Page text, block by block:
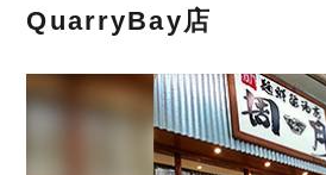
QuarryBay店